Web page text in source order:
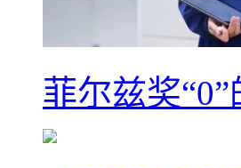
菲尔兹奖